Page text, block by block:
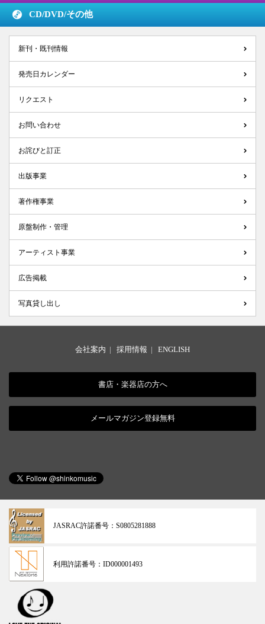
CD/DVD/その他
新刊・既刊情報
発売日カレンダー
リクエスト
お問い合わせ
お詫びと訂正
出版事業
著作権事業
原盤制作・管理
アーティスト事業
広告掲載
写真貸し出し
会社案内 | 採用情報 | ENGLISH
書店・楽器店の方へ
メールマガジン登録無料
JASRAC許諾番号： S0805281888
利用許諾番号： ID000001493